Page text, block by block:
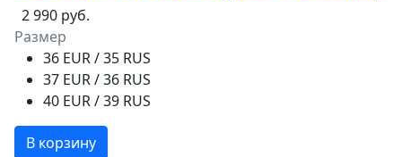
2 990 руб.
Размер
36 EUR / 35 RUS
37 EUR / 36 RUS
40 EUR / 39 RUS
В корзину